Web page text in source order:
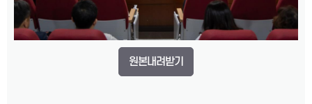
원본내려받기